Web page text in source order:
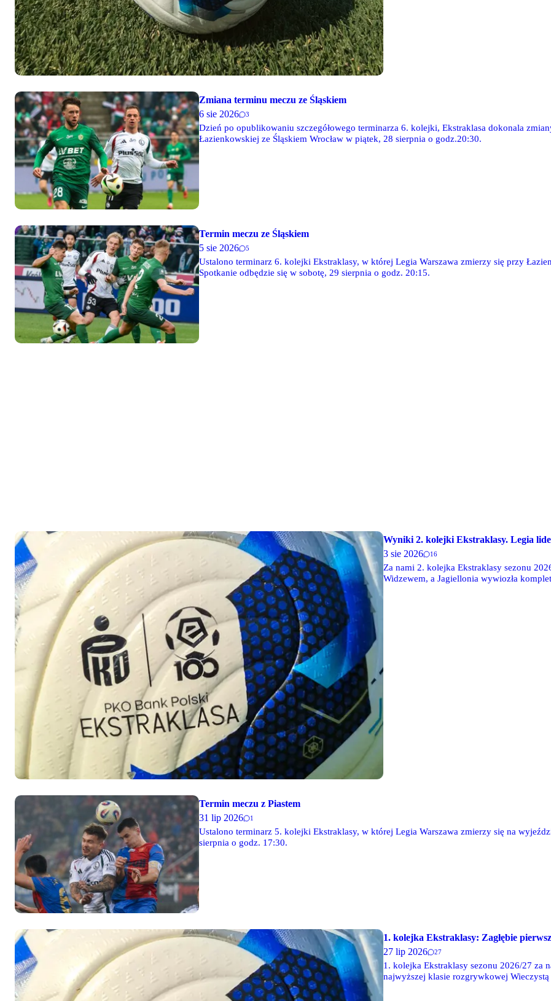
Zmiana terminu meczu ze Śląskiem
6 sie 2026
3
Dzień po opublikowaniu szczegółowego terminarza 6. kolejki, Ekstraklasa dokonala
Łazienkowskiej ze Śląskiem Wrocław w piątek, 28 sierpnia o godz.20:30.
Termin meczu ze Śląskiem
5 sie 2026
5
Ustalono terminarz 6. kolejki Ekstraklasy, w której Legia Warszawa zmierzy się przy
Spotkanie odbędzie się w sobotę, 29 sierpnia o godz. 20:15.
Wyniki 2. kolejki Ekstraklasy. Legia
3 sie 2026
16
Za nami 2. kolejka Ekstraklasy sezonu
Widzewem, a Jagiellonia wywiozła
Termin meczu z Piastem
31 lip 2026
1
Ustalono terminarz 5. kolejki Ekstraklasy, w której Legia Warszawa zmierzy się na
sierpnia o godz. 17:30.
1. kolejka Ekstraklasy: Zagłębie
27 lip 2026
27
1. kolejka Ekstraklasy sezonu 2026/27 za
najwyższej klasie rozgrywkowej